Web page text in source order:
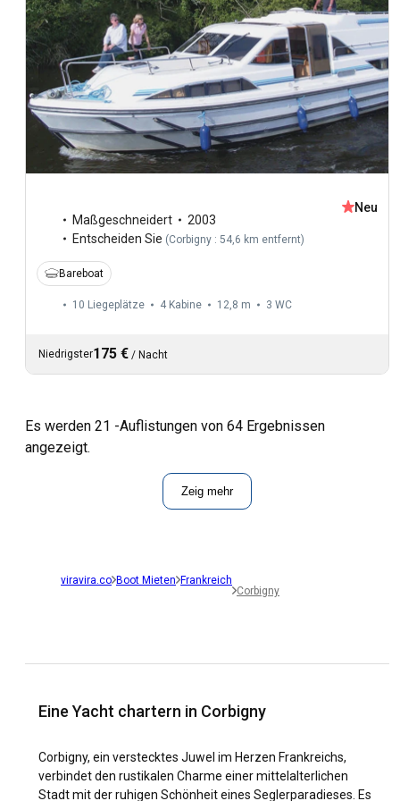
Maßgeschneidert
2003
Entscheiden Sie (Corbigny : 54,6 km entfernt)
Neu
Bareboat
10 Liegeplätze 4 Kabine 12,8 m 3 WC
Niedrigster175 € / Nacht
Es werden 21 -Auflistungen von 64 Ergebnissen
angezeigt.
Zeig mehr
viravira.co Boot Mieten Frankreich
Corbigny
Eine Yacht chartern in Corbigny
Corbigny, ein verstecktes Juwel im Herzen Frankreichs,
verbindet den rustikalen Charme einer mittelalterlichen
Stadt mit der ruhigen Schönheit eines Seglerparadieses. Es